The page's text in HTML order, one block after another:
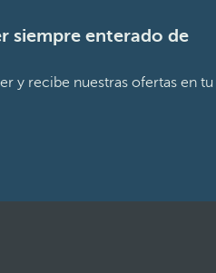
siempre enterado de
y recibe nuestras ofertas en tu